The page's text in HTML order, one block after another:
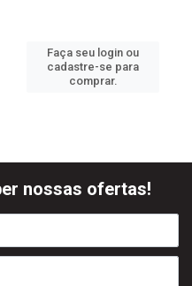
Faça seu login ou
cadastre-se para
comprar.
nossas ofertas!